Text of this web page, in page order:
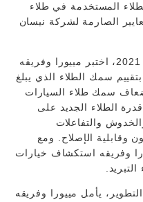
المستخدمة في طلاء
الصارمة لشركة نيسان
ومنذ بدأت تجارب التطوير في عام 2021، اختبر مييورا وفريقه
حاليًا بتقييم سمك الطلاء الذي يبلغ
سمك طلاء السيارات
الطلاء الجديد على
والتفاعلات
وقابلية الإصلاح. ومع
وفريقه استكشاف خيارات
يأمل مييورا وفريقه